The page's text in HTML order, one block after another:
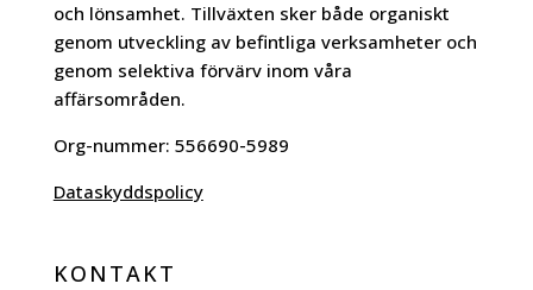
och lönsamhet. Tillväxten sker både organiskt
genom utveckling av befintliga verksamheter och
genom selektiva förvärv inom våra
affärsområden.
Org-nummer: 556690-5989
Dataskyddspolicy
KONTAKT